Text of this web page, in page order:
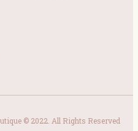
© 2022. All Rights Reserved